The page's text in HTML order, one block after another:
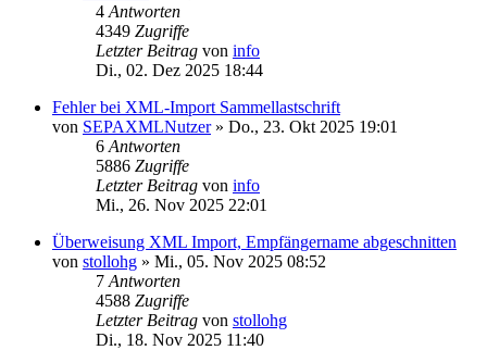
4 Antworten
4349 Zugriffe
Letzter Beitrag von info
Di., 02. Dez 2025 18:44
Fehler bei XML-Import Sammellastschrift
von SEPAXMLNutzer» Do., 23. Okt 2025 19:01
6 Antworten
5886 Zugriffe
Letzter Beitrag von info
Mi., 26. Nov 2025 22:01
Überweisung XML Import, Empfängername abgeschnitten
von stollohg » Mi., 05. Nov 2025 08:52
7 Antworten
4588 Zugriffe
Letzter Beitrag von stollohg
Di., 18. Nov 2025 11:40